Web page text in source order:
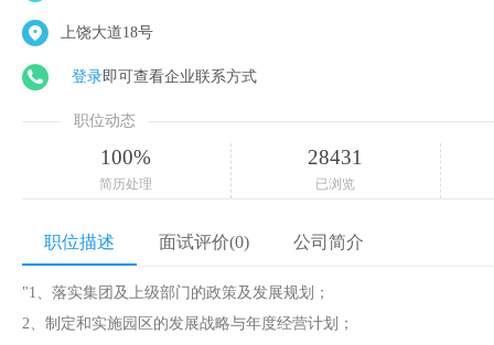
上饶大道18号
登录即可查看企业联系方式
职位动态
100%
简历处理
28431
已浏览
职位描述 面试评价(0) 公司简介
"1、落实集团及上级部门的政策及发展规划；
2、制定和实施园区的发展战略与年度经营计划；